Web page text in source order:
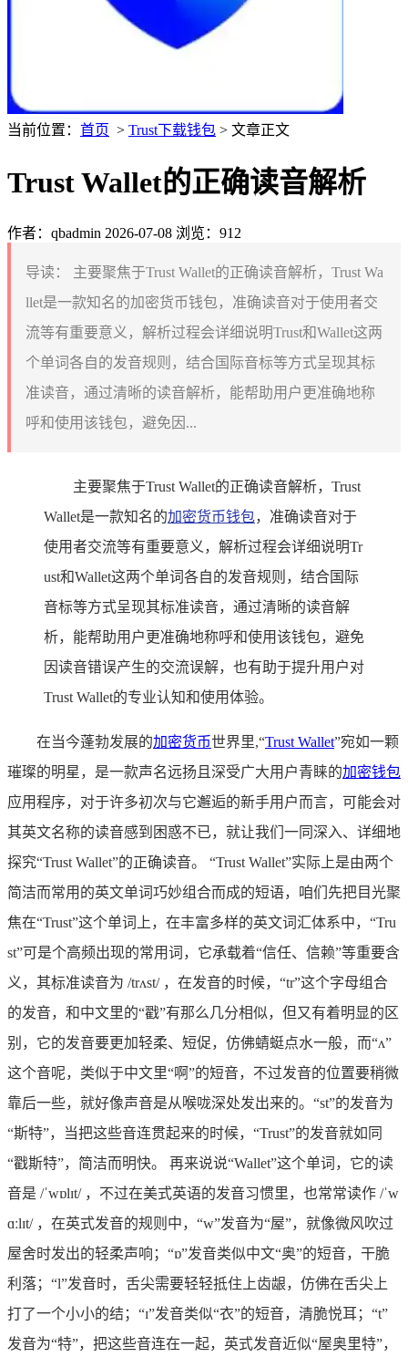
当前位置： 首页 > Trust下载钱包 > 文章正文
Trust Wallet的正确读音解析
作者：qbadmin 2026-07-08 浏览：912
导读：
主要聚焦于Trust Wallet的正确读音解析，Trust Wa
llet是一款知名的加密货币钱包，准确读音对于使用者交
流等有重要意义，解析过程会详细说明Trust和Wallet这两
个单词各自的发音规则，结合国际音标等方式呈现其标
准读音，通过清晰的读音解析，能帮助用户更准确地称
呼和使用该钱包，避免因...
主要聚焦于Trust Wallet的正确读音解析，Trust
Wallet是一款知名的加密货币钱包，准确读音对于
使用者交流等有重要意义，解析过程会详细说明Tr
ust和Wallet这两个单词各自的发音规则，结合国际
音标等方式呈现其标准读音，通过清晰的读音解
析，能帮助用户更准确地称呼和使用该钱包，避免
因读音错误产生的交流误解，也有助于提升用户对
Trust Wallet的专业认知和使用体验。
在当今蓬勃发展的加密货币世界里,“Trust Wallet”宛如一颗
璀璨的明星，是一款声名远扬且深受广大用户青睐的加密钱包
应用程序，对于许多初次与它邂逅的新手用户而言，可能会对
其英文名称的读音感到困惑不已，就让我们一同深入、详细地
探究“Trust Wallet”的正确读音。 “Trust Wallet”实际上是由两个
简洁而常用的英文单词巧妙组合而成的短语，咱们先把目光聚
焦在“Trust”这个单词上，在丰富多样的英文词汇体系中，“Tru
st”可是个高频出现的常用词，它承载着“信任、信赖”等重要含
义，其标准读音为 /trʌst/ ，在发音的时候，“tr”这个字母组合
的发音，和中文里的“戳”有那么几分相似，但又有着明显的区
别，它的发音要更加轻柔、短促，仿佛蜻蜓点水一般，而“ʌ”
这个音呢，类似于中文里“啊”的短音，不过发音的位置要稍微
靠后一些，就好像声音是从喉咙深处发出来的。“st”的发音为
“斯特”，当把这些音连贯起来的时候，“Trust”的发音就如同
“戳斯特”，简洁而明快。 再来说说“Wallet”这个单词，它的读
音是 /ˈwɒlɪt/ ，不过在美式英语的发音习惯里，也常常读作 /ˈw
ɑːlɪt/ ，在英式发音的规则中，“w”发音为“屋”，就像微风吹过
屋舍时发出的轻柔声响；“ɒ”发音类似中文“奥”的短音，干脆
利落；“l”发音时，舌尖需要轻轻抵住上齿龈，仿佛在舌尖上
打了一个小小的结；“ɪ”发音类似“衣”的短音，清脆悦耳；“t”
发音为“特”，把这些音连在一起，英式发音近似“屋奥里特”，